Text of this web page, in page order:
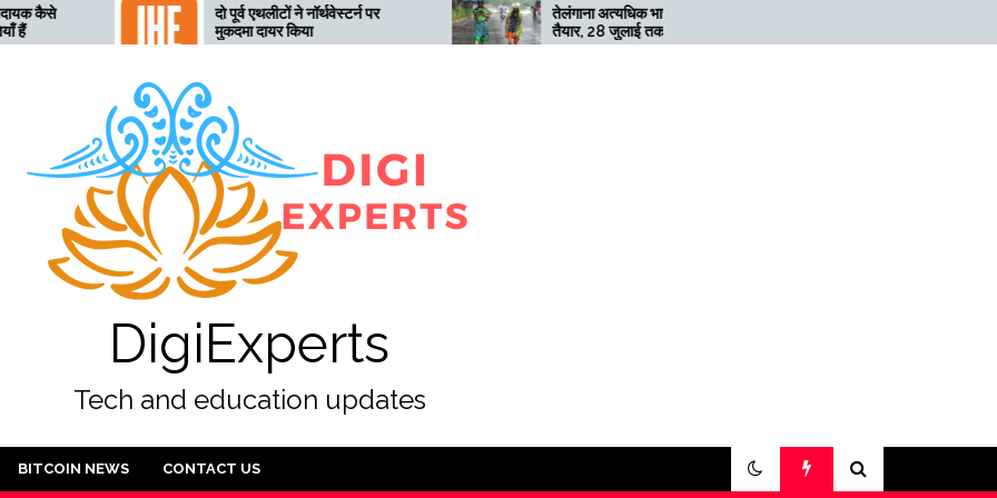
दो पूर्व एथलीटों ने नॉर्थवेस्टर्न पर
मुकदमा दायर किया
तेलंगाना अत्यधिक भारी बारिश के लिए
तैयार, 28 जुलाई तक ‘रेड’ अलर्ट जारी
हुई तो खनन लाभदायक नहीं है
DigiExperts
Tech and education updates
BITCOIN NEWS CONTACT US